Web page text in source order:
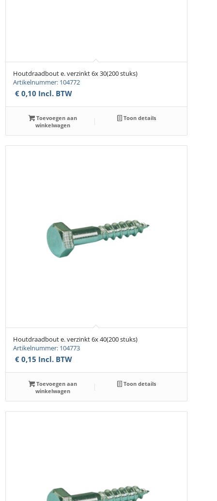
Houtdraadbout e. verzinkt 6x 30(200 stuks)
Artikelnummer: 104772
€ 0,10 Incl. BTW
Toevoegen aan
winkelwagen
Toon details
Houtdraadbout e. verzinkt 6x 40(200 stuks)
Artikelnummer: 104773
€ 0,15 Incl. BTW
Toevoegen aan
winkelwagen
Toon details